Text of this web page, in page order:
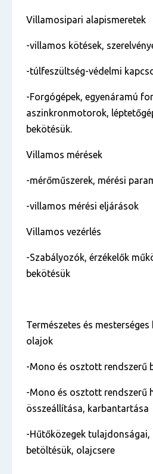
Villamosipari alapismeretek
-villamos kötések,
-túlfeszültség-védelmi
-Forgógépek, egyenáramú
aszinkronmotorok,
bekötésük.
Villamos mérések
-mérőműszerek, mérési
-villamos mérési eljárások
Villamos vezérlés
-Szabályozók, érzékelők
bekötésük
Természetes és mesterséges
olajok
-Mono és osztott rendszerű
-Mono és osztott rendszerű
összeállítása, karbantartása
-Hűtőközegek tulajdonságai,
betöltésük, olajcsere